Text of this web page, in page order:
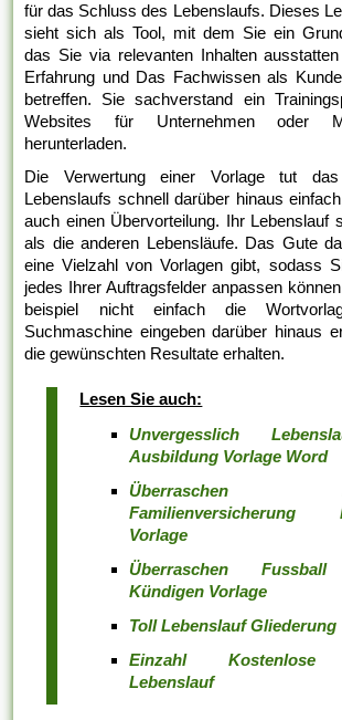
für das Schluss des Lebenslaufs. Dieses
sieht sich als Tool, mit dem Sie ein
das Sie via relevanten Inhalten
Erfahrung und Das Fachwissen als
betreffen. Sie sachverstand ein
Websites für Unternehmen oder
herunterladen.
Die Verwertung einer Vorlage tut
Lebenslaufs schnell darüber hinaus
auch einen Übervorteilung. Ihr Lebenslauf
als die anderen Lebensläufe. Das Gute
eine Vielzahl von Vorlagen gibt, sodass
jedes Ihrer Auftragsfelder anpassen
beispiel nicht einfach die
Suchmaschine eingeben darüber hinaus
die gewünschten Resultate erhalten.
Lesen Sie auch:
Unvergesslich
Ausbildung Vorlage Word
Überraschen
Familienversicherung
Vorlage
Überraschen
Kündigen Vorlage
Toll Lebenslauf Gliederung
Einzahl Kostenlose
Lebenslauf